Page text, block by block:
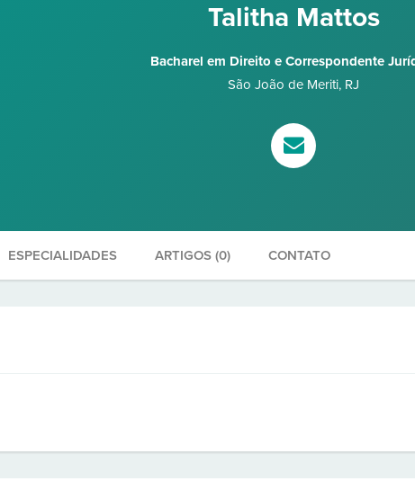
Talitha Mattos
Bacharel em Direito e Correspondente
São João de Meriti, RJ
ESPECIALIDADES ARTIGOS (0) CONTATO